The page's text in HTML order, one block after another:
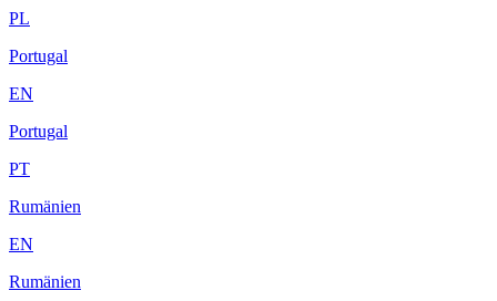
PL
Portugal
EN
Portugal
PT
Rumänien
EN
Rumänien